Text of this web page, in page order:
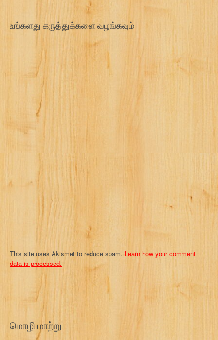
t
g
a
o
உங்களது கருத்துக்களை வழங்கவும்
This site uses Akismet to reduce spam. Learn how your comment
data is processed.
மொழி மாற்று